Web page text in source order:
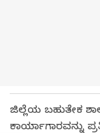
ಜಿಲ್ಲೆಯ ಬಹುತೇಕ
ಕಾರ್ಯಾಗಾರವನ್ನು